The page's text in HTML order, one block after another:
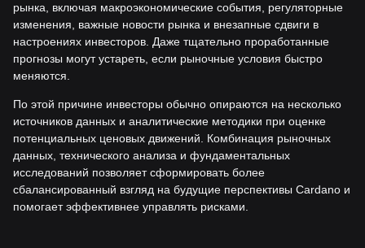
рынка, включая макроэкономические события, регуляторные
изменения, важные новости рынка и внезапные сдвиги в
настроениях инвесторов. Даже тщательно проработанные
прогнозы могут устареть, если рыночные условия быстро
меняются.
По этой причине инвесторы обычно опираются на несколько
источников данных и аналитические методики при оценке
потенциальных ценовых движений. Комбинация рыночных
данных, технического анализа и фундаментальных
исследований позволяет сформировать более
сбалансированный взгляд на будущие перспективы Cardano и
помогает эффективнее управлять рисками.